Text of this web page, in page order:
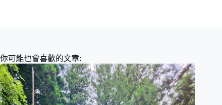
你可能也會喜歡的文章: